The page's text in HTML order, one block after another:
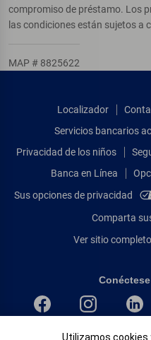
compromiso de préstamo. Los
las condiciones están sujetos a
MAP # 8825622
Localizador
Servicios bancarios
Privacidad de los niños
Banca en Línea
Sus opciones de privacidad
Ver sitio
Bank of America,
Utilizamos